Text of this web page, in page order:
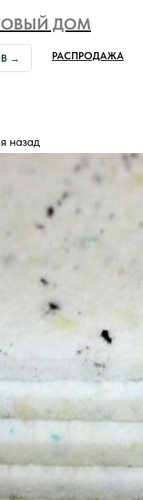
ДОМ
РАСПРОДАЖА
→
назад